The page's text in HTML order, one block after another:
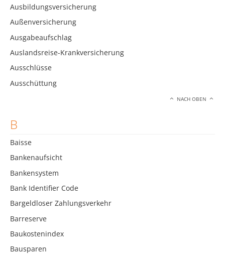
Ausbildungsversicherung
Außenversicherung
Ausgabeaufschlag
Auslandsreise-Krankversicherung
Ausschlüsse
Ausschüttung
NACH OBEN
B
Baisse
Bankenaufsicht
Bankensystem
Bank Identifier Code
Bargeldloser Zahlungsverkehr
Barreserve
Baukostenindex
Bausparen